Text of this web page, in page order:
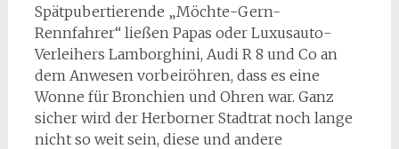
Spätpubertierende „Möchte-Gern-
Rennfahrer“ ließen Papas oder Luxusauto-
Verleihers Lamborghini, Audi R 8 und Co an
dem Anwesen vorbeiröhren, dass es eine
Wonne für Bronchien und Ohren war. Ganz
sicher wird der Herborner Stadtrat noch lange
nicht so weit sein, diese und andere